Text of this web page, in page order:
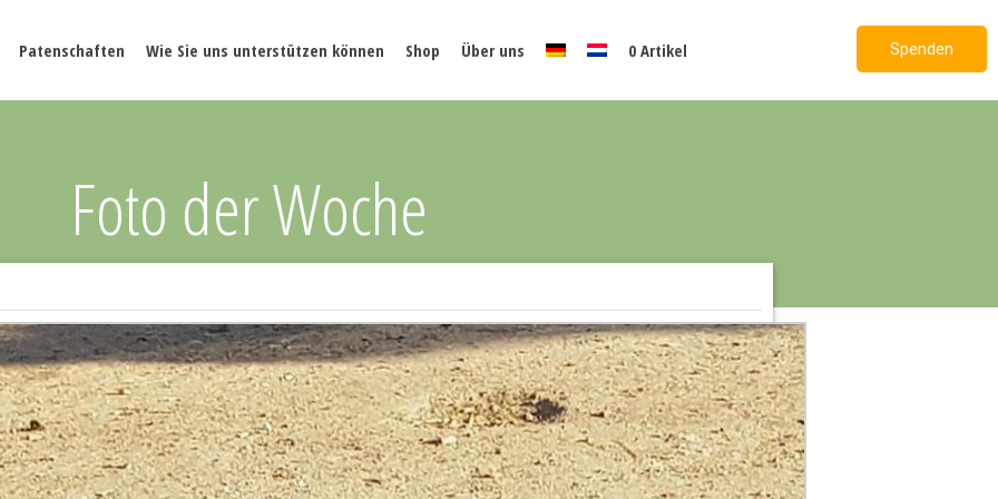
Patenschaften Wie Sie uns unterstützen können Shop Über uns 0 Artikel Spenden
Foto der Woche